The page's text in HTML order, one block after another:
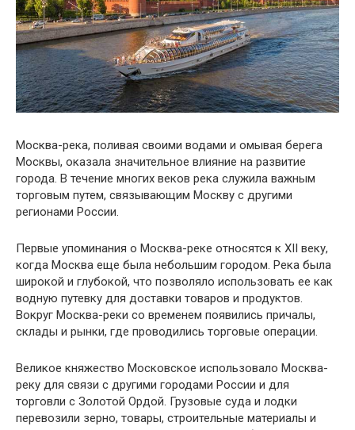
Москва-река, поливая своими водами и омывая берега
Москвы, оказала значительное влияние на развитие
города. В течение многих веков река служила важным
торговым путем, связывающим Москву с другими
регионами России.
Первые упоминания о Москва-реке относятся к XII веку,
когда Москва еще была небольшим городом. Река была
широкой и глубокой, что позволяло использовать ее как
водную путевку для доставки товаров и продуктов.
Вокруг Москва-реки со временем появились причалы,
склады и рынки, где проводились торговые операции.
Великое княжество Московское использовало Москва-
реку для связи с другими городами России и для
торговли с Золотой Ордой. Грузовые суда и лодки
перевозили зерно, товары, строительные материалы и